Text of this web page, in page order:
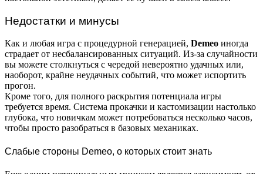
Недостатки и минусы
Как и любая игра с процедурной генерацией, Demeo иногда
страдает от несбалансированных ситуаций. Из-за случайности
вы можете столкнуться с чередой невероятно удачных или,
наоборот, крайне неудачных событий, что может испортить
прогон.
Кроме того, для полного раскрытия потенциала игры
требуется время. Система прокачки и кастомизации настолько
глубока, что новичкам может потребоваться несколько часов,
чтобы просто разобраться в базовых механиках.
Слабые стороны Demeo, о которых стоит знать